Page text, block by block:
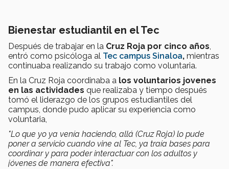
Bienestar estudiantil en el Tec
Después de trabajar en la Cruz Roja por cinco años,
entró como psicóloga al Tec campus Sinaloa, mientras
continuaba realizando su trabajo como voluntaria.
En la Cruz Roja coordinaba a los voluntarios jovenes
en las actividades que realizaba y tiempo después
tomó el liderazgo de los grupos estudiantiles del
campus, donde pudo aplicar su experiencia como
voluntaria,
"Lo que yo ya venía haciendo, allá (Cruz Roja) lo pude
poner a servicio cuando vine al Tec, ya traía bases para
coordinar y para poder interactuar con los adultos y
jóvenes de manera efectiva".